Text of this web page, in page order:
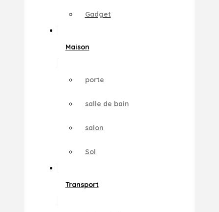
Gadget
Maison
porte
salle de bain
salon
Sol
Transport